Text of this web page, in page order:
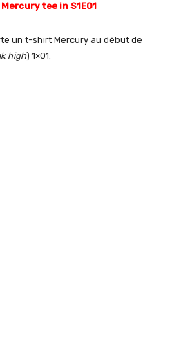
tee in S1E01
un t-shirt Mercury au début de
high) 1×01.